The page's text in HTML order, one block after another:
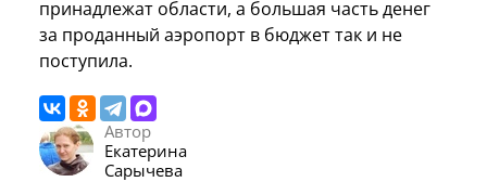
принадлежат области, а большая часть денег
за проданный аэропорт в бюджет так и не
поступила.
Автор
Екатерина
Сарычева